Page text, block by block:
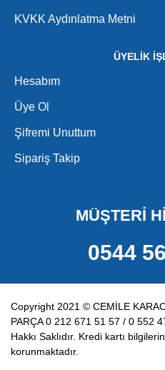
KVKK Aydınlatma Metni
ÜYELİK
Hesabım
Üye Ol
Şifremi Unuttum
Sipariş Takip
MÜŞTERİ
0544
Copyright 2021 © CEMİLE
PARÇA 0 212 671 51 57 / 0 552
Hakkı Saklıdır. Kredi kartı
korunmaktadır.